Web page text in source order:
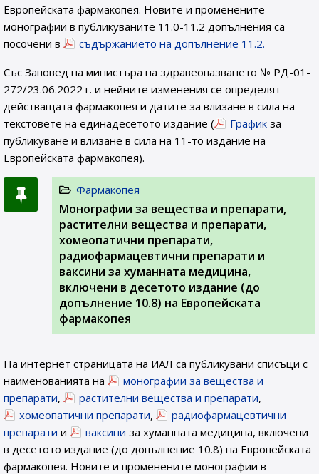
Европейската фармакопея. Новите и променените
монографии в публикуваните 11.0-11.2 допълнения са
посочени в
съдържанието на допълнение 11.2.
Със Заповед на министъра на здравеопазването № РД-01-
272/23.06.2022 г. и нейните изменения се определят
действащата фармакопея и датите за влизане в сила на
текстовете на единадесетото издание (
График за
публикуване и влизане в сила на 11-то издание на
Европейската фармакопея).
Фармакопея
Монографии за вещества и препарати,
растителни вещества и препарати,
хомеопатични препарати,
радиофармацевтични препарати и
ваксини за хуманната медицина,
включени в десетото издание (до
допълнение 10.8) на Европейската
фармакопея
На интернет страницата на ИАЛ са публикувани списъци с
наименованията на
монографии за вещества и
препарати, растителни вещества и препарати,
хомеопатични препарати,
радиофармацевтични
препарати и ваксини за хуманната медицина, включени
в десетото издание (до допълнение 10.8) на Европейската
фармакопея. Новите и променените монографии в